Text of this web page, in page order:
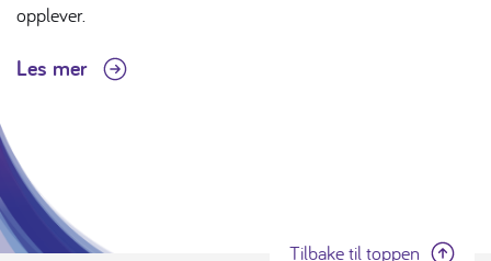
opplever.
Les mer
Tilbake til toppen